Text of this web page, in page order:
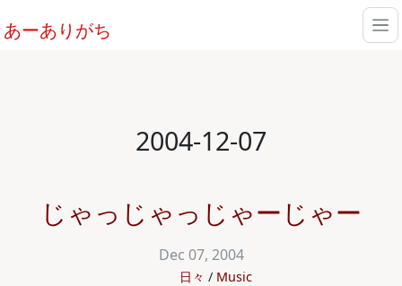
あーありがち
2004-12-07
じゃっじゃっじゃーじゃー
Dec 07, 2004
日々 Music